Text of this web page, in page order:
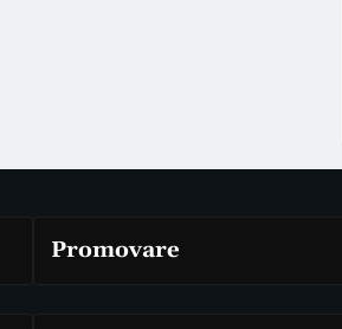
Promovare